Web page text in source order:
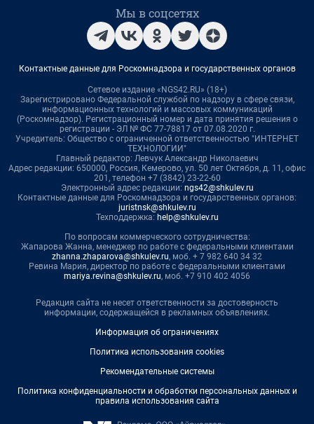
Мы в соцсетях
Контактные данные для Роскомнадзора и государственных органов
Сетевое издание «NGS42.RU» (18+)
Зарегистрировано Федеральной службой по надзору в сфере связи,
информационных технологий и массовых коммуникаций
(Роскомнадзор). Регистрационный номер и дата принятия решения о
регистрации - ЭЛ № ФС 77-78817 от 07.08.2020 г.
Учредитель: Общество с ограниченной ответственностью "ИНТЕРНЕТ
ТЕХНОЛОГИИ"
Главный редактор: Левчук Александр Николаевич
Адрес редакции: 650000, Россия, Кемерово, ул. 50 лет Октября, д. 11, офис
201, телефон +7 (3842) 23-22-60
Электронный адрес редакции: ngs42@shkulev.ru
Контактные данные для Роскомнадзора и государственных органов:
juristnsk@shkulev.ru
Техподдержка: help@shkulev.ru
По вопросам коммерческого сотрудничества:
Жапарова Жанна, менеджер по работе с федеральными клиентами
zhanna.zhaparova@shkulev.ru, моб. + 7 982 640 34 32
Ревина Мария, директор по работе с федеральными клиентами
mariya.revina@shkulev.ru, моб. +7 910 402 4056
Редакция сайта не несет ответственности за достоверность
информации, содержащейся в рекламных объявлениях.
Информация об ограничениях
Политика использования cookies
Рекомендательные системы
Политика конфиденциальности и обработки персональных данных и
правила использования сайта